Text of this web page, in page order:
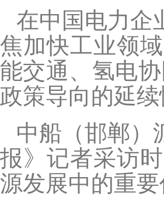
在中国电力企
焦加快工业领
能交通、氢电
政策导向的延
中船（邯郸）
报》记者采访
源发展中的重